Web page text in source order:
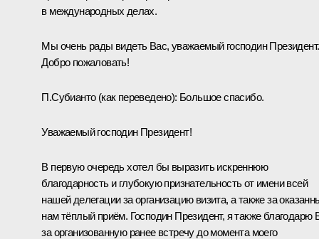
в международных делах.
Мы очень рады видеть Вас, уважаемый господин Президент.
Добро пожаловать!
П.Субианто (как переведено): Большое спасибо.
Уважаемый господин Президент!
В первую очередь хотел бы выразить искреннюю
благодарность и глубокую признательность от имени всей
нашей делегации за организацию визита, а также за
нам тёплый приём. Господин Президент, я также благодарю
за организованную ранее встречу до момента моего